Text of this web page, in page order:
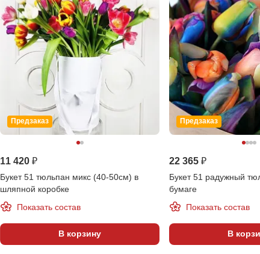
Предзаказ
11 420 ₽
Букет 51 тюльпан микс (40-50см) в
шляпной коробке
Показать состав
В корзину
Предзаказ
22 365 ₽
Букет 51 радужный
бумаге
Показать состав
В